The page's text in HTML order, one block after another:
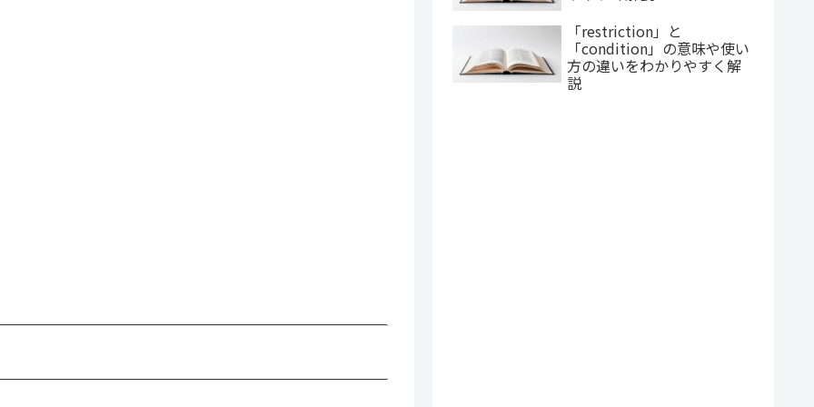
「restriction」と
「condition」の意味や使い
方の違いをわかりやすく解
説